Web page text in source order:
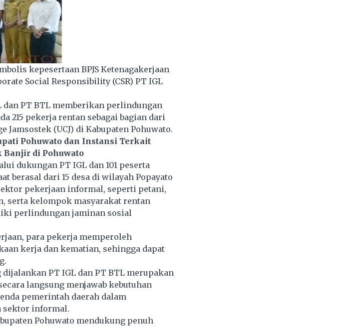
kepesertaan BPJS Ketenagakerjaan
Social Responsibility (CSR) PT IGL
dan PT BTL memberikan perlindungan
215 pekerja rentan sebagai bagian dari
Jamsostek (UCJ) di Kabupaten Pohuwato.
Pohuwato dan Instansi Terkait
Banjir di Pohuwato
dukungan PT IGL dan 101 peserta
berasal dari 15 desa di wilayah Popayato
pekerjaan informal, seperti petani,
serta kelompok masyarakat rentan
perlindungan jaminan sosial
para pekerja memperoleh
kerja dan kematian, sehingga dapat
PT IGL dan PT BTL merupakan
langsung menjawab kebutuhan
pemerintah daerah dalam
sektor informal.
Pohuwato mendukung penuh